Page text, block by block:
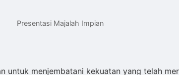
Presentasi Majalah Impian
untuk menjembatani kekuatan yang telah